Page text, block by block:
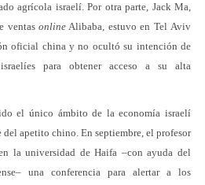
agrícola israelí. Por otra parte, Jack Ma,
ventas onlineAlibaba, estuvo en Tel Aviv
oficial china y no ocultó su intención de
para obtener acceso a su alta
el único ámbito de la economía israelí
del apetito chino. En septiembre, el profesor
la universidad de Haifa –con ayuda del
una conferencia para alertar a los